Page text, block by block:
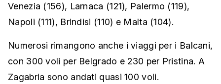
Venezia (156), Larnaca (121), Palermo (119),
Napoli (111), Brindisi (110) e Malta (104).
Numerosi rimangono anche i viaggi per i Balcani,
con 300 voli per Belgrado e 230 per Pristina. A
Zagabria sono andati quasi 100 voli.